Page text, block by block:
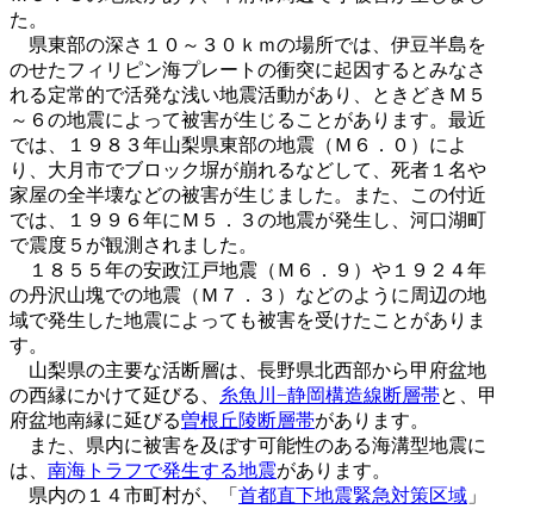
た。
県東部の深さ１０～３０ｋｍの場所では、伊豆半島を
のせたフィリピン海プレートの衝突に起因するとみなさ
れる定常的で活発な浅い地震活動があり、ときどきＭ５
～６の地震によって被害が生じることがあります。最近
では、１９８３年山梨県東部の地震（Ｍ６．０）によ
り、大月市でブロック塀が崩れるなどして、死者１名や
家屋の全半壊などの被害が生じました。また、この付近
では、１９９６年にＭ５．３の地震が発生し、河口湖町
で震度５が観測されました。
１８５５年の安政江戸地震（Ｍ６．９）や１９２４年
の丹沢山塊での地震（Ｍ７．３）などのように周辺の地
域で発生した地震によっても被害を受けたことがありま
す。
山梨県の主要な活断層は、長野県北西部から甲府盆地
の西縁にかけて延びる、 糸魚川−静岡構造線断層帯と、甲
府盆地南縁に延びる曽根丘陵断層帯があります。
また、県内に被害を及ぼす可能性のある海溝型地震に
は、 南海トラフで発生する地震があります。
県内の１４市町村が、「 首都直下地震緊急対策区域 」